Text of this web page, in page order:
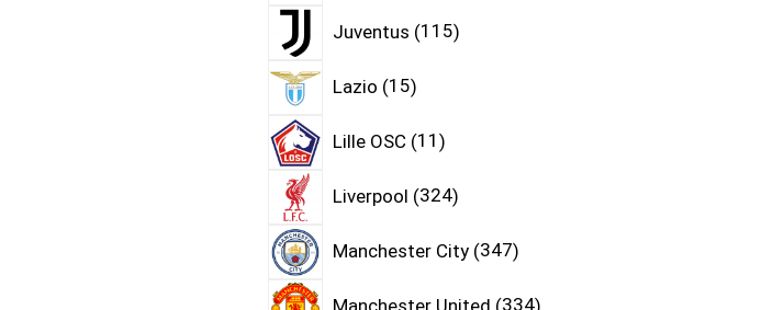
Juventus 115
Lazio 15
Lille OSC 11
Liverpool 324
Manchester City 347
Manchester United 334